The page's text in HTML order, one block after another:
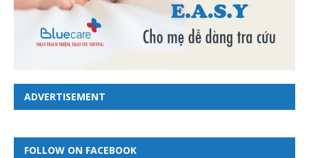
ADVERTISEMENT
FOLLOW ON FACEBOOK